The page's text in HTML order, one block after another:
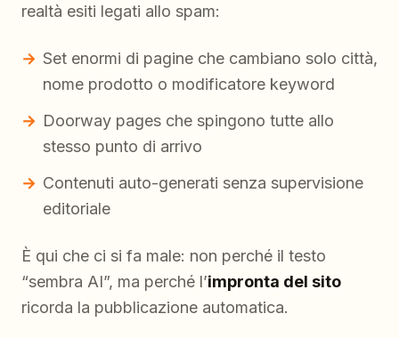
realtà esiti legati allo spam:
Set enormi di pagine che cambiano solo città,
nome prodotto o modificatore keyword
Doorway pages che spingono tutte allo
stesso punto di arrivo
Contenuti auto-generati senza supervisione
editoriale
È qui che ci si fa male: non perché il testo
“sembra AI”, ma perché l’impronta del sito
ricorda la pubblicazione automatica.